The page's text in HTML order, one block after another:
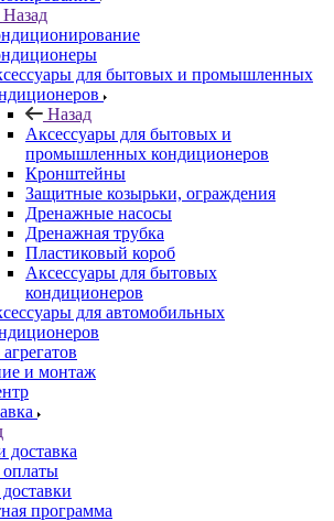
Назад
для бытовых и промышленных
Назад
Аксессуары для бытовых и
промышленных кондиционеров
Кронштейны
Защитные козырьки, ограждения
Дренажные насосы
Дренажная трубка
Пластиковый короб
Аксессуары для бытовых
кондиционеров
для автомобильных
и монтаж
доставка
оплаты
программа